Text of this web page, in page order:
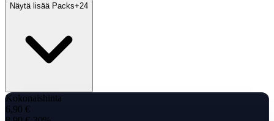
Näytä lisää Packs+24
Kokonaishinta
6,90 €